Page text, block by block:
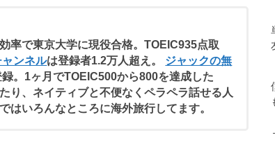
率で東京大学に現役合格。TOEIC935点取
ンネルは登録者1.2万人超え。 ジャックの無
。1ヶ月でTOEIC500から800を達成した
り、ネイティブと不便なくペラペラ話せる人
ではいろんなところに海外旅行してます。